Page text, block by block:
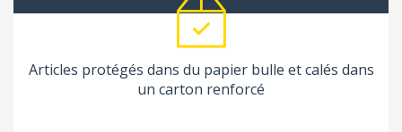
Articles protégés dans du papier bulle et calés dans
un carton renforcé